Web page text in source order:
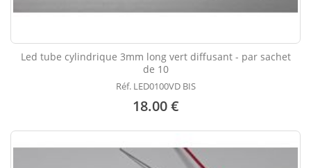
Led tube cylindrique 3mm long vert diffusant - par sachet
de 10
Réf. LED0100VD BIS
18.00 €